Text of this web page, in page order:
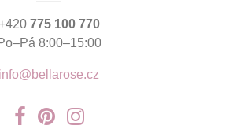
775 100 770
8:00–15:00
info@bellarose.cz